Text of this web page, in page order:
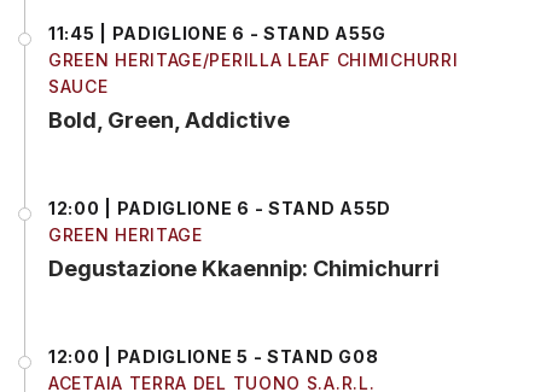
11:45 | PADIGLIONE 6 - STAND A55G
GREEN HERITAGE/PERILLA LEAF CHIMICHURRI
SAUCE
Bold, Green, Addictive
12:00 | PADIGLIONE 6 - STAND A55D
GREEN HERITAGE
Degustazione Kkaennip: Chimichurri
12:00 | PADIGLIONE 5 - STAND G08
ACETAIA TERRA DEL TUONO S.A.R.L.